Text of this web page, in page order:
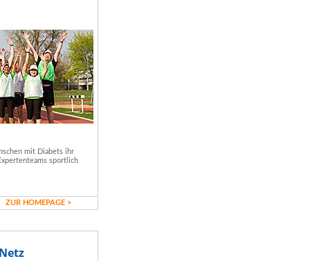
mit Diabets ihr
sportlich
ZUR HOMEPAGE >